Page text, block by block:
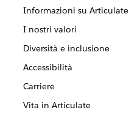
Informazioni su Articulate
I nostri valori
Diversità e inclusione
Accessibilità
Carriere
Vita in Articulate